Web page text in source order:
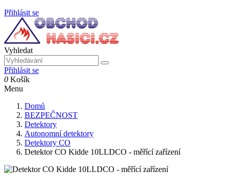
Přihlásit se
Vyhledat
Přihlásit se
0 Košík
Menu
Domů
BEZPEČNOST
Detektory
Autonomní detektory
Detektory CO
Detektor CO Kidde 10LLDCO - měřící zařízení